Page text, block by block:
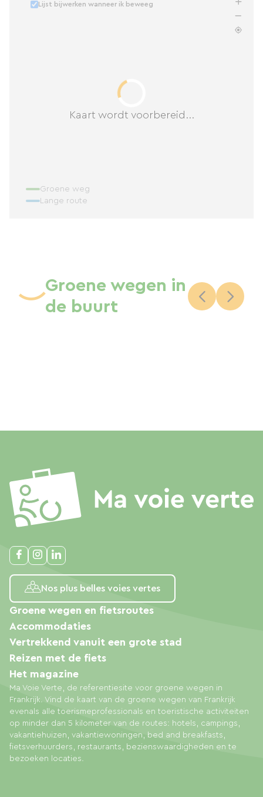
Kaart wordt voorbereid...
Lijst bijwerken wanneer ik beweeg
Groene weg
Lange route
Groene wegen in
de buurt
Nos plus belles voies vertes
Ma Voie Verte, de referentiesite voor groene wegen in
Frankrijk. Vind de kaart van de groene wegen van Frankrijk
evenals alle toerismeprofessionals en toeristische activiteiten
op minder dan 5 kilometer van de routes: hotels, campings,
vakantiehuizen, vakantiewoningen, bed and breakfasts,
fietsverhuurders, restaurants, bezienswaardigheden en te
bezoeken locaties.
Groene wegen en fietsroutes
Accommodaties
Vertrekkend vanuit een grote stad
Reizen met de fiets
Het magazine